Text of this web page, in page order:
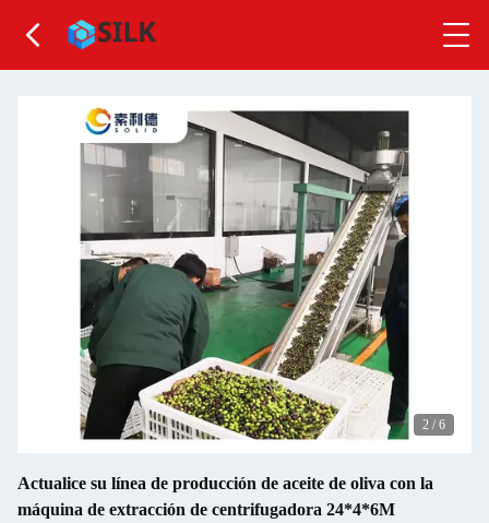
2 / 6
Actualice su línea de producción de aceite de oliva con la
máquina de extracción de centrifugadora 24*4*6M